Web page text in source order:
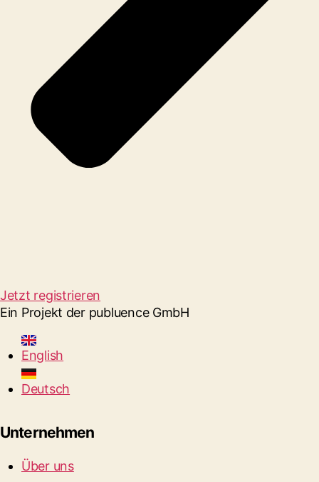
Jetzt registrieren
Ein Projekt der publuence GmbH
English
Deutsch
Unternehmen
Über uns